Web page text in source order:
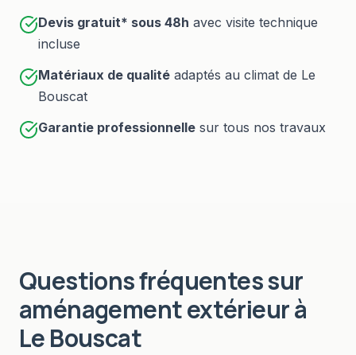
Devis gratuit* sous 48h avec visite technique
incluse
Matériaux de qualité adaptés au climat de Le
Bouscat
Garantie professionnelle sur tous nos travaux
Questions fréquentes sur
aménagement extérieurà
Le Bouscat